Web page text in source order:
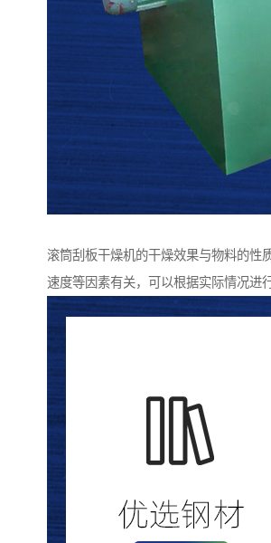
滚筒刮板干燥机的干燥效果与物料的性
速度等因素有关，可以根据实际情况进